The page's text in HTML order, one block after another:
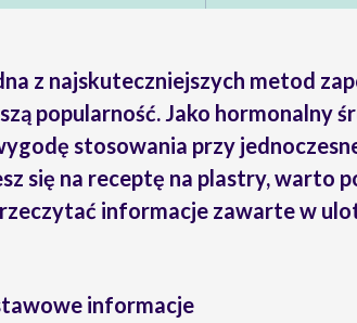
z najskuteczniejszych metod
popularność. Jako hormonalny
stosowania przy
się na receptę na plastry, warto
informacje zawarte w
informacje